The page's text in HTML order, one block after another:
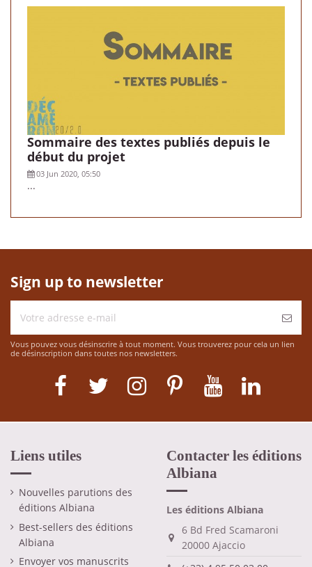
Sommaire des textes publiés depuis le
début du projet
03 Jun 2020, 05:50
...
Sign up to newsletter
Vous pouvez vous désinscrire à tout moment. Vous trouverez pour cela un lien
de désinscription dans toutes nos newsletters.
Liens utiles
Nouvelles parutions des
éditions Albiana
Best-sellers des éditions
Albiana
Envoyer vos manuscrits
Contacter les éditions
Albiana
Les éditions Albiana
6 Bd Fred Scamaroni
20000 Ajaccio